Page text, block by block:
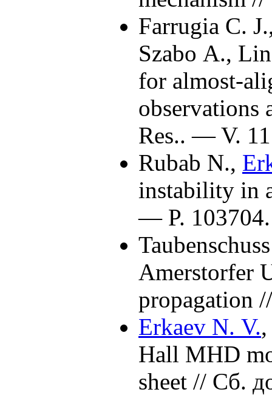
Farrugia C. J.
Szabo A.,
for almost-
observations
Res.. — V.
Rubab N.,
instability in
— P. 103704.
Amerstorfer
propagation
Erkaev N. V.
Hall MHD
sheet // Сб.